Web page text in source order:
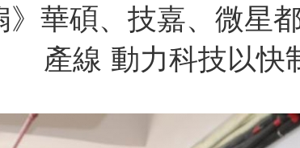
》華碩、技嘉、微星
產線 動力科技以快